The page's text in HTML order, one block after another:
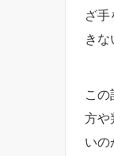
ざ
き
こ
方や
いの